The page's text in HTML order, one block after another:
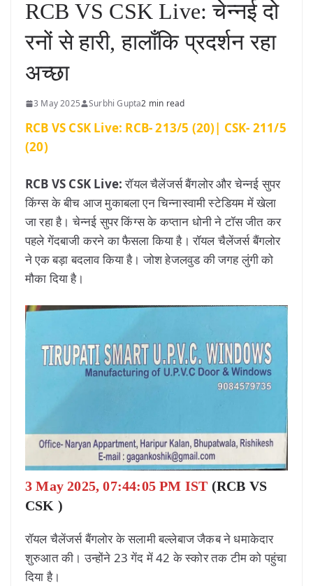
RCB VS CSK Live: चेन्नई दो
रनों से हारी, हालाँकि प्रदर्शन रहा
अच्छा
3 May 2025 Surbhi Gupta2 min read
RCB VS CSK Live: RCB- 213/5 (20)| CSK- 211/5
(20)
RCB VS CSK Live:रॉयल चैलेंजर्स बैंगलोर और चेन्नई सुपर
किंग्स के बीच आज मुकाबला एन चिन्नास्वामी स्टेडियम में खेला
जा रहा है। चेन्नई सुपर किंग्स के कप्तान धोनी ने टॉस जीत कर
पहले गेंदबाजी करने का फैसला किया है। रॉयल चैलेंजर्स बैंगलोर
ने एक बड़ा बदलाव किया है। जोश हेजलवुड की जगह लुंगी को
मौका दिया है।
3 May 2025, 07:44:05 PM IST (RCB VS
CSK )
रॉयल चैलेंजर्स बैंगलोर के सलामी बल्लेबाज जैकब ने धमाकेदार
शुरुआत की। उन्होंने 23 गेंद में 42 के स्कोर तक टीम को पहुंचा
दिया है।